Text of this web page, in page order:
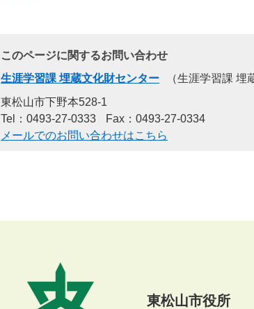
このページに関するお問い合わせ
生涯学習課 埋蔵文化財センター
生涯学習課 埋
東松山市下野本528-1
Tel：0493-27-0333
Fax：0493-27-0334
メールでのお問い合わせはこちら
東松山市役所